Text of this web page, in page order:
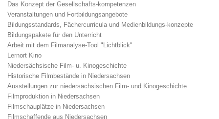
Das Konzept der Gesellschafts-kompetenzen
Veranstaltungen und Fortbildungsangebote
Bildungsstandards, Fächercurricula und Medienbildungs-konzepte
Bildungspakete für den Unterricht
Arbeit mit dem Filmanalyse-Tool "Lichtblick"
Lernort Kino
Niedersächsische Film- u. Kinogeschichte
Historische Filmbestände in Niedersachsen
Ausstellungen zur niedersächsischen Film- und Kinogeschichte
Filmproduktion in Niedersachsen
Filmschauplätze in Niedersachsen
Filmschaffende aus Niedersachsen